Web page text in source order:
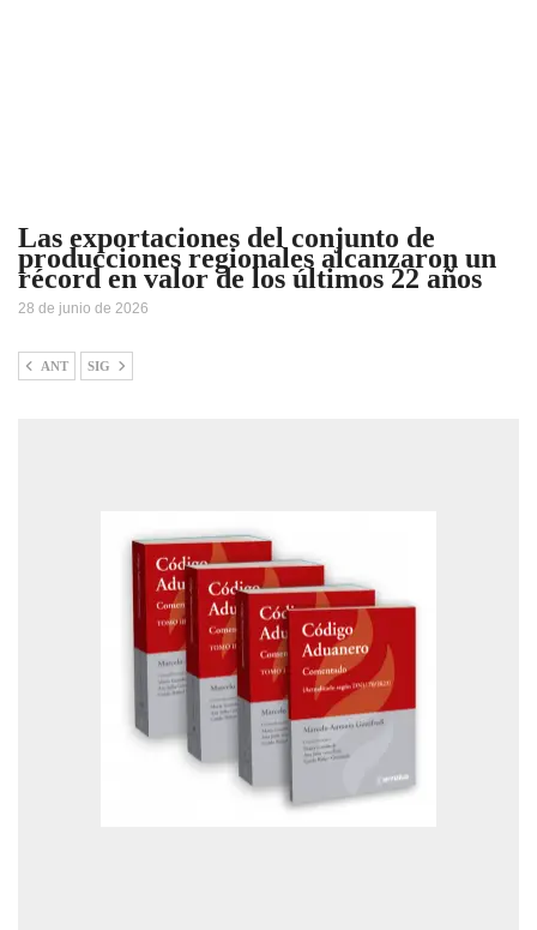
Las exportaciones del conjunto de
producciones regionales alcanzaron un
récord en valor de los últimos 22 años
28 de junio de 2026
ANT SIG